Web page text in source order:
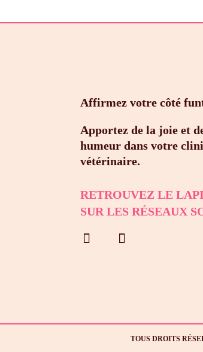
Affirmez votre côté
Apportez de la joie et
humeur dans votre
vétérinaire.
RETROUVEZ LE
SUR LES RÉSEAUX
TOUS DROITS